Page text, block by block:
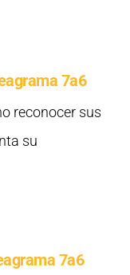
7a6
reconocer sus
su
7a6